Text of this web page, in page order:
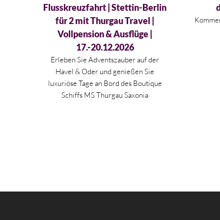
Flusskreuzfahrt | Stettin-Berlin
für 2 mit Thurgau Travel |
Vollpension & Ausflüge |
17.-20.12.2026
Erleben Sie Adventszauber auf der
Havel & Oder und genießen Sie
luxuriöse Tage an Bord des Boutique
Schiffs MS Thurgau Saxonia